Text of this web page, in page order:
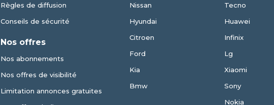
Règles de diffusion
Conseils de sécurité
Nos offres
Nos abonnements
Nos offres de visibilité
Limitation annonces gratuites
Nissan
Hyundai
Citroen
Ford
Kia
Bmw
Tecno
Huawei
Infinix
Lg
Xiaomi
Sony
Nokia